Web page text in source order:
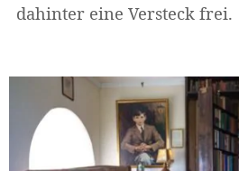
dahinter eine Versteck frei.